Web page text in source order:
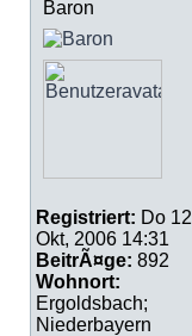
Baron
Registriert: Do 12
Okt, 2006 14:31
BeitrÃ¤ge: 892
Wohnort:
Ergoldsbach;
Niederbayern